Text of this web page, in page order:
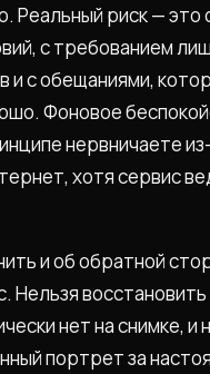
Реальный риск — это
с требованием
и с обещаниями,
Фоновое
нервничаете
хотя сервис
и об обратной
Нельзя
нет на снимке, и
портрет за